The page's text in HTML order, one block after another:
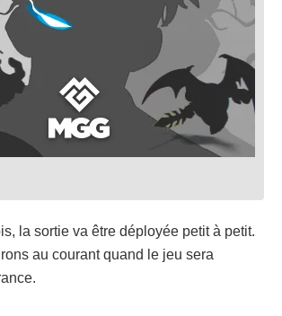
la sortie va être déployée petit à petit.
au courant quand le jeu sera